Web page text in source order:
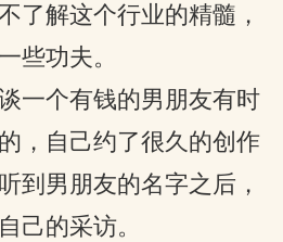
了解这个行业的精髓，
些功夫。
一个有钱的男朋友有时
，自己约了很久的创作
到男朋友的名字之后，
己的采访。